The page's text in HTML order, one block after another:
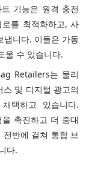
기능은 원격 충전
를 최적화하고, 사
냅니다. 이들은 가동
울 수 있습니다.
Retailers는 물리
및 디지털 광고의
택하고 있습니다.
촉진하고 더 중대
반에 걸쳐 통합 브
다.